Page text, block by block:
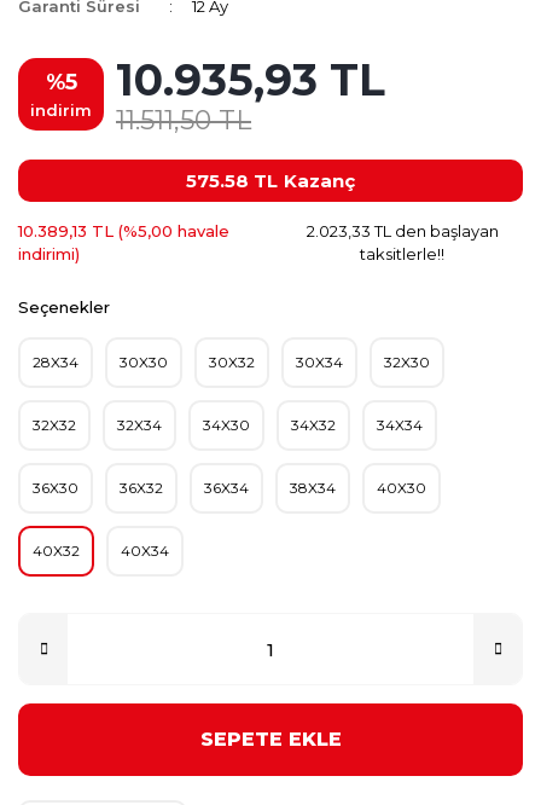
Garanti Süresi
12 Ay
%5
indirim
10.935,93 TL
11.511,50 TL
575.58 TL Kazanç
10.389,13 TL (%5,00 havale
indirimi)
2.023,33 TL den başlayan
taksitlerle!!
Seçenekler
28X34 30X30 30X32 30X34 32X30
32X32 32X34 34X30 34X32 34X34
36X30 36X32 36X34 38X34 40X30
40X32 40X34
SEPETE EKLE